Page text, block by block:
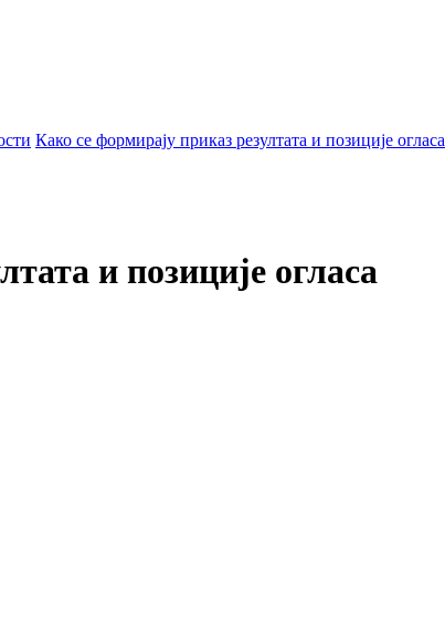
Како се формирају приказ резултата и позиције огласа
и позиције огласа